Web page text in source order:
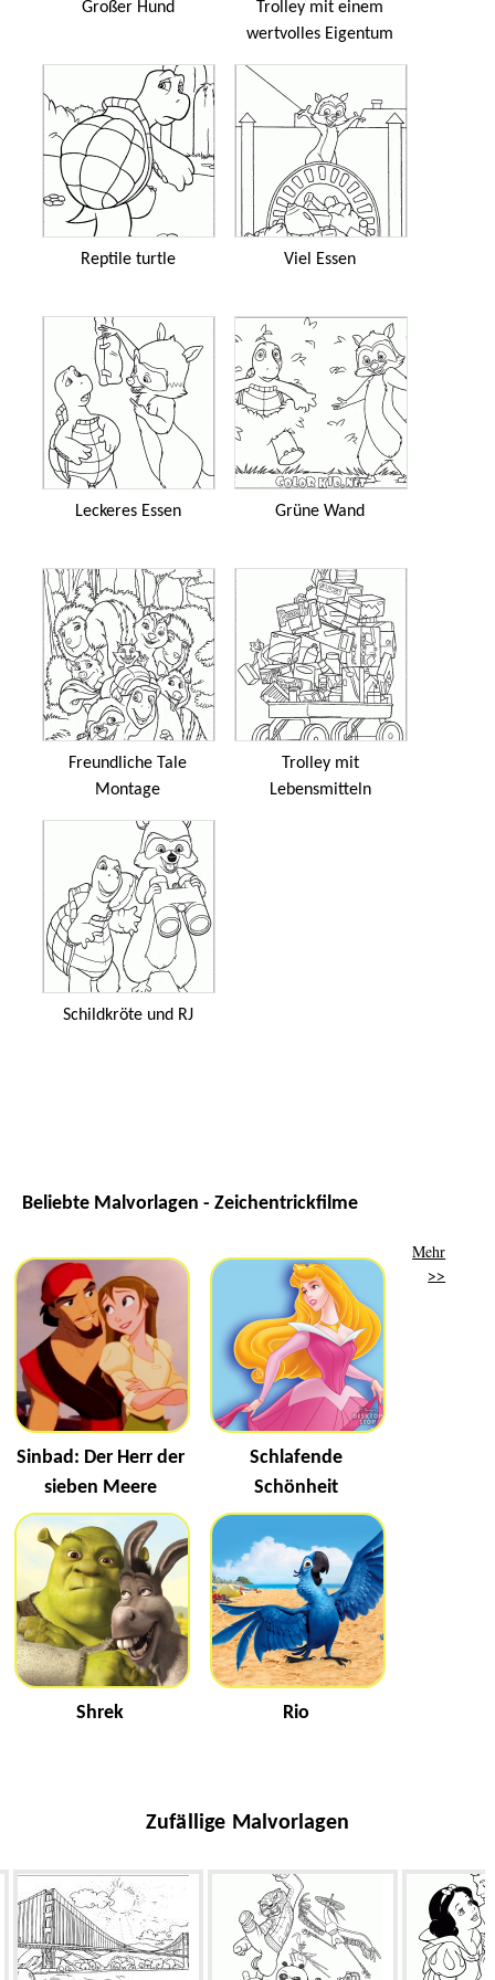
Großer Hund
Trolley mit einem
wertvolles Eigentum
Reptile turtle Viel Essen
Leckeres Essen Grüne Wand
Freundliche Tale
Montage
Trolley mit
Lebensmitteln
Schildkröte und RJ
Beliebte Malvorlagen - Zeichentrickfilme
Sinbad: Der Herr der
sieben Meere
Schlafende
Schönheit
Shrek Rio
Mehr
>>
Zufällige Malvorlagen